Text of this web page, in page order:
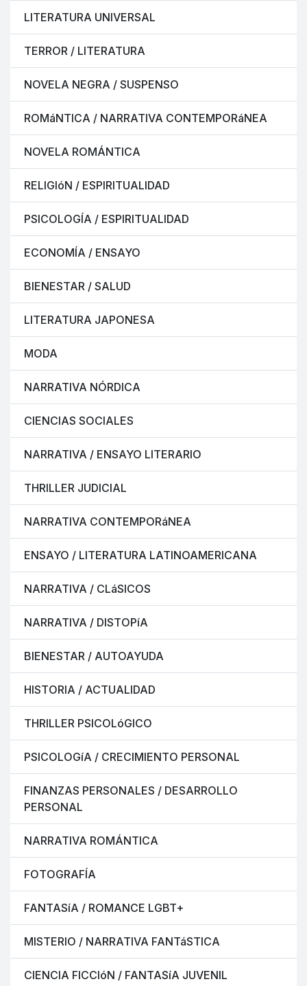
LITERATURA UNIVERSAL
TERROR / LITERATURA
NOVELA NEGRA / SUSPENSO
ROMáNTICA / NARRATIVA CONTEMPORáNEA
NOVELA ROMÁNTICA
RELIGIóN / ESPIRITUALIDAD
PSICOLOGÍA / ESPIRITUALIDAD
ECONOMÍA / ENSAYO
BIENESTAR / SALUD
LITERATURA JAPONESA
MODA
NARRATIVA NÓRDICA
CIENCIAS SOCIALES
NARRATIVA / ENSAYO LITERARIO
THRILLER JUDICIAL
NARRATIVA CONTEMPORáNEA
ENSAYO / LITERATURA LATINOAMERICANA
NARRATIVA / CLáSICOS
NARRATIVA / DISTOPíA
BIENESTAR / AUTOAYUDA
HISTORIA / ACTUALIDAD
THRILLER PSICOLóGICO
PSICOLOGíA / CRECIMIENTO PERSONAL
FINANZAS PERSONALES / DESARROLLO
PERSONAL
NARRATIVA ROMÁNTICA
FOTOGRAFÍA
FANTASíA / ROMANCE LGBT+
MISTERIO / NARRATIVA FANTáSTICA
CIENCIA FICCIóN / FANTASíA JUVENIL